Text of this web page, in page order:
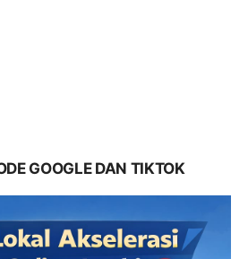
GOOGLE DAN TIKTOK